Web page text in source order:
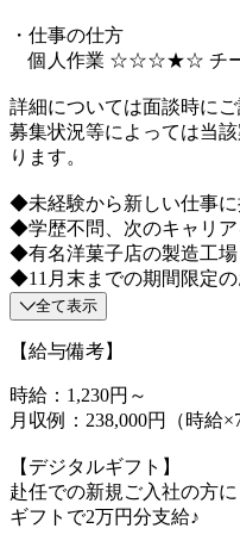
・仕事の仕方
個人作業 ☆☆☆★☆ チー
詳細については面談時に
募集状況等によっては当
ります。
◆未経験から新しい仕事
◆学歴不問、次のキャリ
◆有名洋菓子店の製造工
◆11月末までの期間限定
全て表示
【給与備考】
時給：1,230円～
月収例：238,000円（時給
【デジタルギフト】
赴任での新規ご入社の方
ギフトで2万円分支給♪